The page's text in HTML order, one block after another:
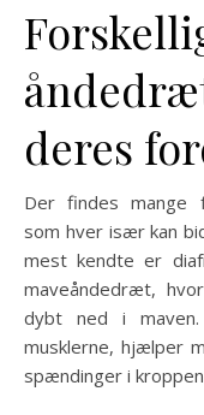
deres
Der findes mange
som hver især kan
mest kendte er
maveåndedræt,
dybt ned i
musklerne, hjælper
spændinger i